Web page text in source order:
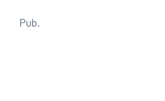
Pub.